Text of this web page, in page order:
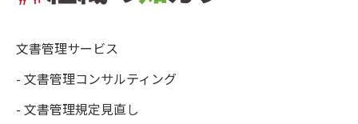
文書管理サービス
- 文書管理コンサルティング
- 文書管理規定見直し